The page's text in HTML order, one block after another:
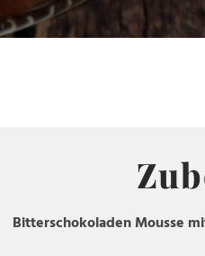
Bitterschokoladen Mousse